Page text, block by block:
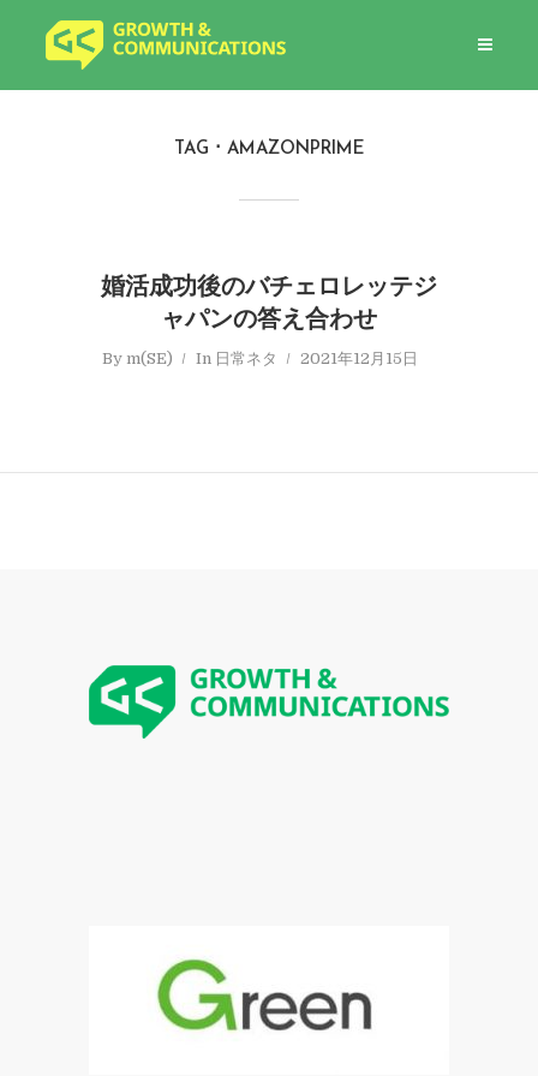
TAG AMAZONPRIME
婚活成功後のバチェロレッテジ
ャパンの答え合わせ
By m(SE) In 日常ネタ 2021年12月15日